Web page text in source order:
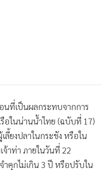
นที่เป็นผลกระทบจากการ
อในน่านน้ำไทย (ฉบับที่ 17)
ยงปลาในกระชัง หรือใน
าท่า ภายในวันที่ 22
คุกไม่เกิน 3 ปี หรือปรับใน